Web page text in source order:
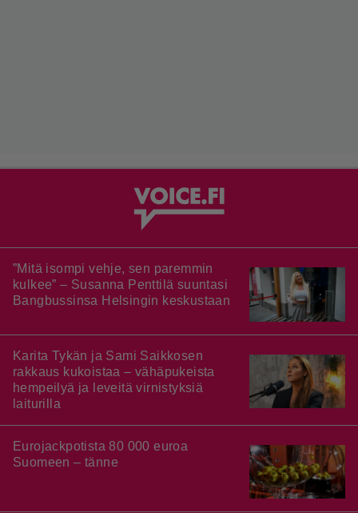
”Mitä isompi vehje, sen paremmin
kulkee” – Susanna Penttilä suuntasi
Bangbussinsa Helsingin keskustaan
Karita Tykän ja Sami Saikkosen
rakkaus kukoistaa – vähäpukeista
hempeilyä ja leveitä virnistyksiä
laiturilla
Eurojackpotista 80 000 euroa
Suomeen – tänne